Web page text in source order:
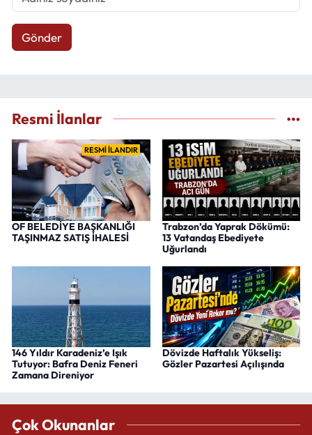
Gönder
Resmi İlanlar
RESMİ İLANDIR
OF BELEDİYE BAŞKANLIĞI
TAŞINMAZ SATIŞ İHALESİ
Trabzon’da Yaprak Dökümü:
13 Vatandaş Ebediyete
Uğurlandı
146 Yıldır Karadeniz’e Işık
Tutuyor: Bafra Deniz Feneri
Zamana Direniyor
Dövizde Haftalık Yükseliş:
Gözler Pazartesi Açılışında
Çok Okunanlar